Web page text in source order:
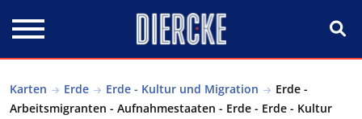
Karten Erde Erde - Kultur und Migration
Erde -
Arbeitsmigranten - Aufnahmestaaten - Erde - Erde - Kultur